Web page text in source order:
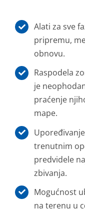
Alati za sve
pripremu,
obnovu.
Raspodela
je
praćenje
mape.
trenutnim
predvidele
zbivanja.
Mogućnost
na terenu u